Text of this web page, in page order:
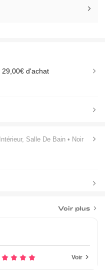
d'achat
Salle De Bain• Noir
Voir plus
Voir